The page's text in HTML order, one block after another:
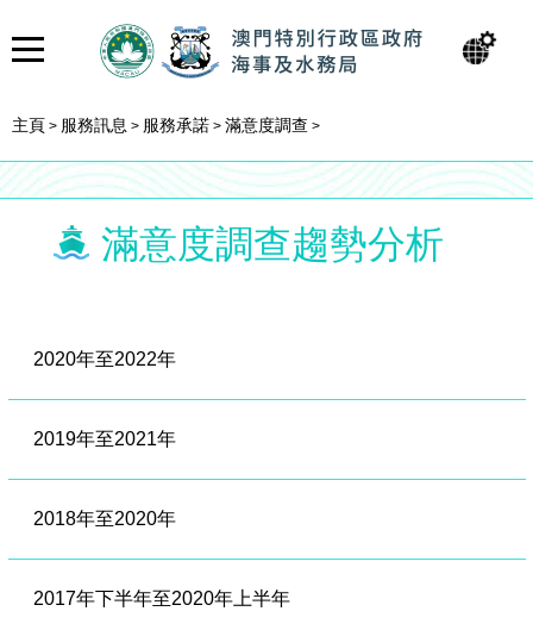
主頁 > 服務訊息 > 服務承諾 > 滿意度調查 >
滿意度調查趨勢分析
2020年至2022年
2019年至2021年
2018年至2020年
2017年下半年至2020年上半年